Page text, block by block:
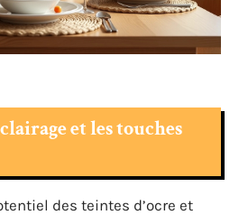
et les touches
des teintes d’ocre et